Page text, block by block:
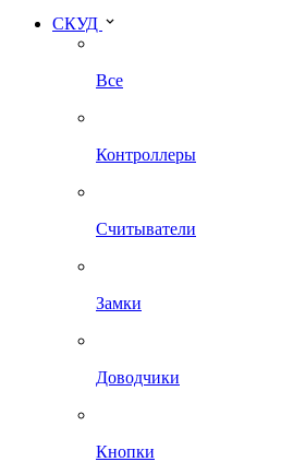
СКУД
Все
Контроллеры
Считыватели
Замки
Доводчики
Кнопки